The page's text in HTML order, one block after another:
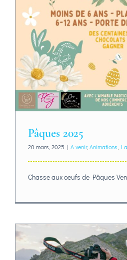
Pâques 2025
20 mars, 2025 | A venir, Animations
Chasse aux oeufs de Pâques